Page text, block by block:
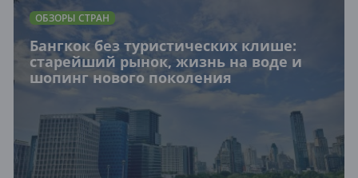
ОБЗОРЫ СТРАН
Бангкок без туристических клише:
старейший рынок, жизнь на воде и
шопинг нового поколения